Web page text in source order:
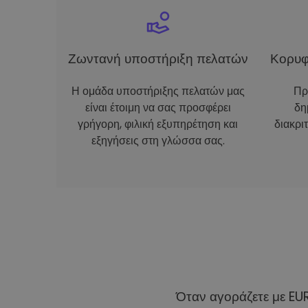
Ζωντανή υποστήριξη πελατών
Η ομάδα υποστήριξης πελατών μας
είναι έτοιμη να σας προσφέρει
γρήγορη, φιλική εξυπηρέτηση και
εξηγήσεις στη γλώσσα σας.
Όταν αγοράζετε με